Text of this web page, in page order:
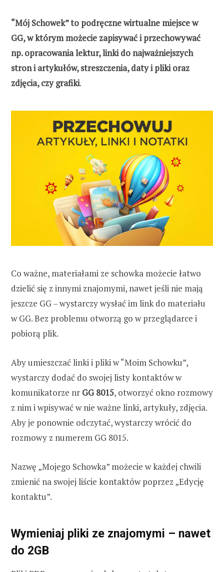
“Mój Schowek” to podręczne wirtualne miejsce w
GG, w którym możecie zapisywać i przechowywać
np. opracowania lektur, linki do najważniejszych
stron i artykułów, streszczenia, daty i pliki oraz
zdjęcia, czy grafiki.
Co ważne, materiałami ze schowka możecie łatwo
dzielić się z innymi znajomymi, nawet jeśli nie mają
jeszcze GG – wystarczy wysłać im link do materiału
w GG. Bez problemu otworzą go w przeglądarce i
pobiorą plik.
Aby umieszczać linki i pliki w “Moim Schowku”,
wystarczy dodać do swojej listy kontaktów w
komunikatorze nr GG 8015, otworzyć okno rozmowy
z nim i wpisywać w nie ważne linki, artykuły, zdjęcia.
Aby je ponownie odczytać, wystarczy wrócić do
rozmowy z numerem GG 8015.
Nazwę „Mojego Schowka” możecie w każdej chwili
zmienić na swojej liście kontaktów poprzez „Edycję
kontaktu”.
Wymieniaj pliki ze znajomymi – nawet
do 2GB